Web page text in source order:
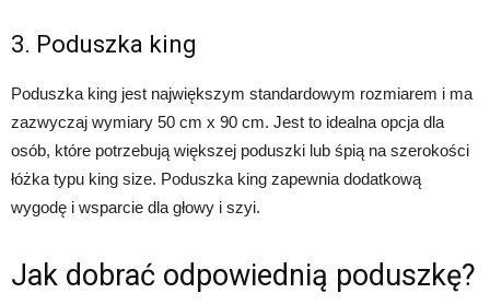
3. Poduszka king
Poduszka king jest największym standardowym rozmiarem i ma
zazwyczaj wymiary 50 cm x 90 cm. Jest to idealna opcja dla
osób, które potrzebują większej poduszki lub śpią na szerokości
łóżka typu king size. Poduszka king zapewnia dodatkową
wygodę i wsparcie dla głowy i szyi.
Jak dobrać odpowiednią poduszkę?